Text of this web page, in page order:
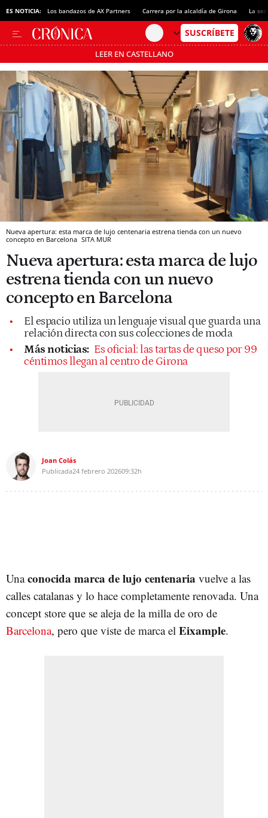
ES NOTICIA: Los bandazos de AX Partners Carrera por la alcaldía de Girona La
LEER EN CASTELLANO
Pásate al MODO AHORRO
Nueva apertura: esta marca de lujo centenaria estrena tienda con un nuevo
concepto en Barcelona SITA MUR
Nueva apertura: esta marca de lujo
estrena tienda con un nuevo
concepto en Barcelona
El espacio utiliza un lenguaje visual que guarda una
relación directa con sus colecciones de moda
Más noticias: Es oficial: las tartas de queso por 99
céntimos llegan al centro de Girona
Joan Colás
Publicada24 febrero 202609:32h
Unaconocida marca de lujo centenaria vuelve a las
calles catalanas y lo hace completamente renovada. Una
concept store que se aleja de la milla de oro de
Barcelona, pero que viste de marca el Eixample.